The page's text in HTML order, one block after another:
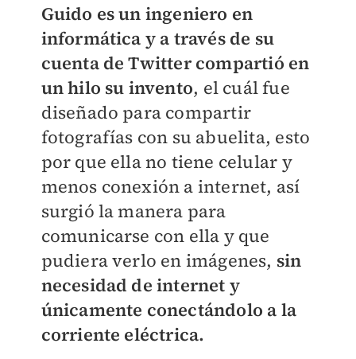
Guido es un ingeniero en
informática y a través de su
cuenta de Twitter compartió en
un hilo su invento, el cuál fue
diseñado para compartir
fotografías con su abuelita, esto
por que ella no tiene celular y
menos conexión a internet, así
surgió la manera para
comunicarse con ella y que
pudiera verlo en imágenes, sin
necesidad de internet y
únicamente conectándolo a la
corriente eléctrica.